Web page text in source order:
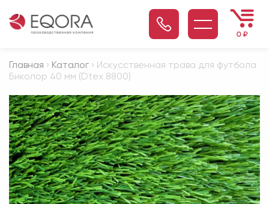
0 ₽
Главная › Каталог › Искусственная трава для футбола
Биколор 40 мм (Dtex 8800)